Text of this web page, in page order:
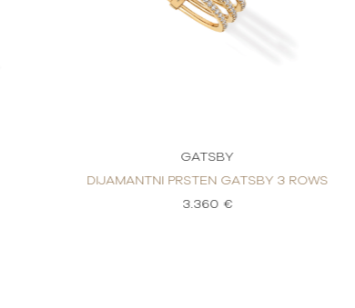
GATSBY
DIJAMANTNI PRSTEN GATSBY 3 ROWS
3.360 €